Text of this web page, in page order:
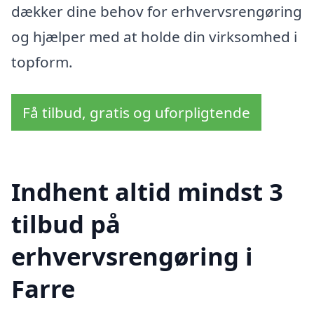
dækker dine behov for erhvervsrengøring
og hjælper med at holde din virksomhed i
topform.
Få tilbud, gratis og uforpligtende
Indhent altid mindst 3
tilbud på
erhvervsrengøring i
Farre